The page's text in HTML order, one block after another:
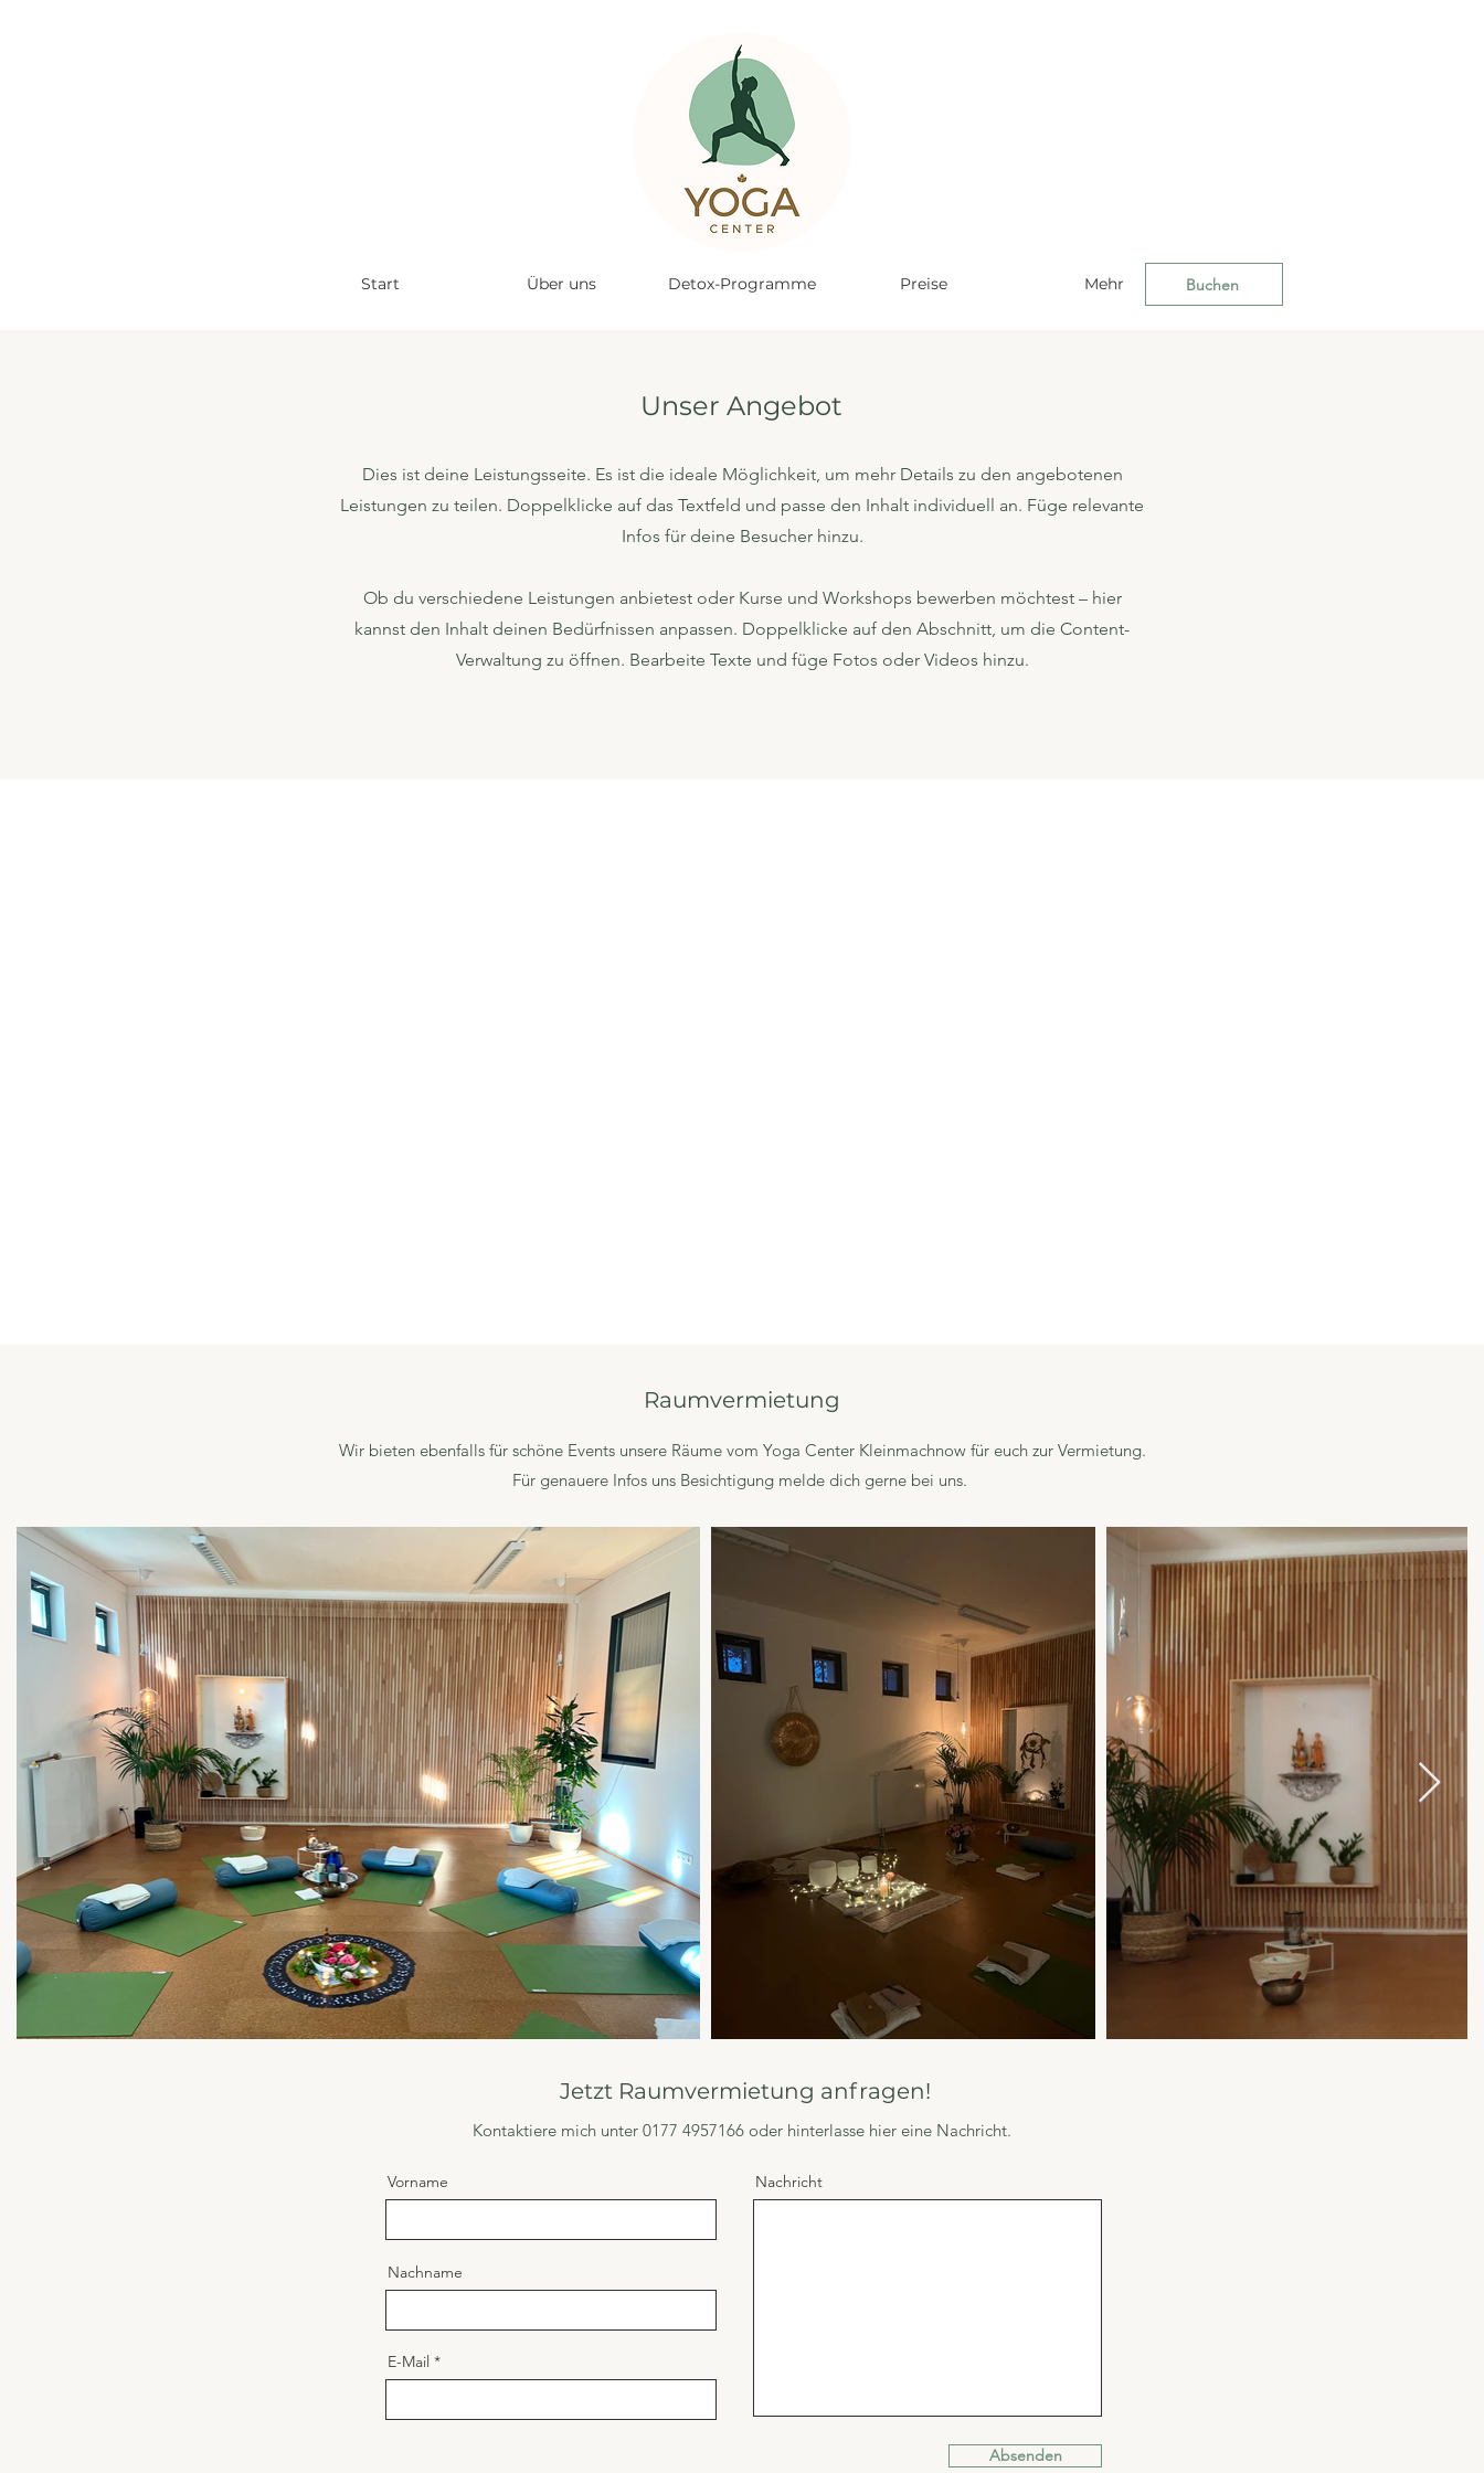
Start Über uns Detox-Programme Preise Mehr Buchen
Unser Angebot
Dies ist deine Leistungsseite. Es ist die ideale Möglichkeit, um mehr Details zu den angebotenen
Leistungen zu teilen. Doppelklicke auf das Textfeld und passe den Inhalt individuell an. Füge relevante
Infos für deine Besucher hinzu.
Ob du verschiedene Leistungen anbietest oder Kurse und Workshops bewerben möchtest ​–​ hier
kannst den Inhalt deinen Bedürfnissen anpassen. Doppelklicke auf den Abschnitt, um die Content-
Verwaltung zu öffnen. Bearbeite Texte und füge Fotos oder Videos hinzu.
Raumvermietung
Wir bieten ebenfalls für schöne Events unsere Räume vom Yoga Center Kleinmachnow für euch zur Vermietung.
Für genauere Infos uns Besichtigung melde dich gerne bei uns.
Jetzt Raumvermietung anfragen!
Kontaktiere mich unter 0177 4957166 oder hinterlasse hier eine Nachricht.
Vorname
Nachname
E-Mail
Nachricht
Absenden